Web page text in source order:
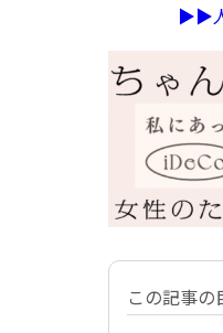
▶︎▶︎
この記事の